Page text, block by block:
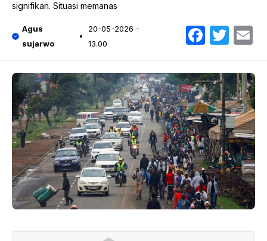
signifikan. Situasi memanas
Agus
sujarwo
20-05-2026 -
13.00